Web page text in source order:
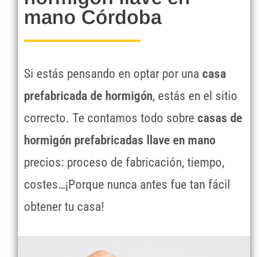
mano Córdoba
Si estás pensando en optar por una casa
prefabricada de hormigón, estás en el sitio
correcto. Te contamos todo sobre casas de
hormigón prefabricadas llave en mano
precios: proceso de fabricación, tiempo,
costes…¡Porque nunca antes fue tan fácil
obtener tu casa!